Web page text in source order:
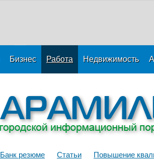
Бизнес Работа Недвижимость
Банк резюме Статьи Повышение